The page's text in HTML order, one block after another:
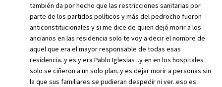
también da por hecho que las restricciones sanitarias por
parte de los partidos políticos y más del pedrocho fueron
anticonstitucionales y si me dice de quien dejó morir a los
ancianos en las residencia solo te voy a decir el nombre de
aquel que era el mayor responsable de todas esas
residencia..y es y era Pablo Iglesias ..y en en los hospitales
solo se ciñeron a un solo plan..y es dejar morir a personas sin
la que sus familiares se pudieran despedir ni ver..eso es